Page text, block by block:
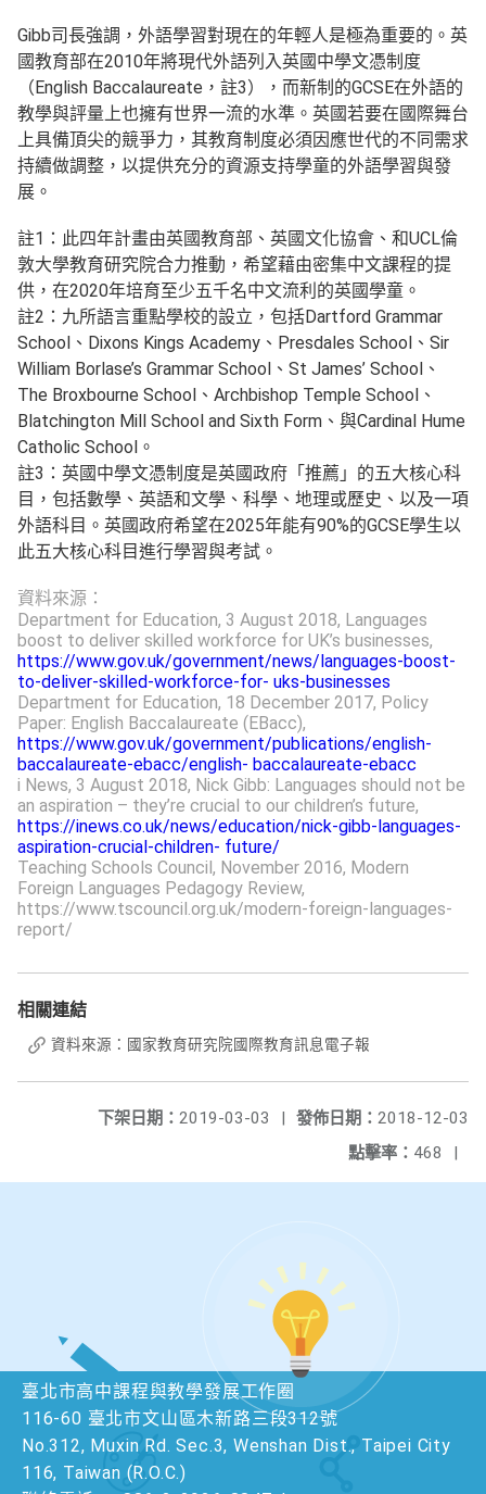
Gibb司長強調，外語學習對現在的年輕人是極為重要的。英
國教育部在2010年將現代外語列入英國中學文憑制度
（English Baccalaureate，註3），而新制的GCSE在外語的
教學與評量上也擁有世界一流的水準。英國若要在國際舞台
上具備頂尖的競爭力，其教育制度必須因應世代的不同需求
持續做調整，以提供充分的資源支持學童的外語學習與發
展。
註1：此四年計畫由英國教育部、英國文化協會、和UCL倫
敦大學教育研究院合力推動，希望藉由密集中文課程的提
供，在2020年培育至少五千名中文流利的英國學童。
註2：九所語言重點學校的設立，包括Dartford Grammar
School、Dixons Kings Academy、Presdales School、Sir
William Borlase’s Grammar School、St James’ School、
The Broxbourne School、Archbishop Temple School、
Blatchington Mill School and Sixth Form、與Cardinal Hume
Catholic School。
註3：英國中學文憑制度是英國政府「推薦」的五大核心科
目，包括數學、英語和文學、科學、地理或歷史、以及一項
外語科目。英國政府希望在2025年能有90%的GCSE學生以
此五大核心科目進行學習與考試。
資料來源：
Department for Education, 3 August 2018, Languages
boost to deliver skilled workforce for UK’s businesses,
https://www.gov.uk/government/news/languages-boost-
to-deliver-skilled-workforce-for- uks-businesses
Department for Education, 18 December 2017, Policy
Paper: English Baccalaureate (EBacc),
https://www.gov.uk/government/publications/english-
baccalaureate-ebacc/english- baccalaureate-ebacc
i News, 3 August 2018, Nick Gibb: Languages should not be
an aspiration – they’re crucial to our children’s future,
https://inews.co.uk/news/education/nick-gibb-languages-
aspiration-crucial-children- future/
Teaching Schools Council, November 2016, Modern
Foreign Languages Pedagogy Review,
https://www.tscouncil.org.uk/modern-foreign-languages-
report/
相關連結
資料來源：國家教育研究院國際教育訊息電子報
發佈日期： 2018-12-03
下架日期： 2019-03-03
|
點擊率： 468 |
臺北市高中課程與教學發展工作圈
116-60 臺北市文山區木新路三段312號
No.312, Muxin Rd. Sec.3, Wenshan Dist., Taipei City
116, Taiwan (R.O.C.)